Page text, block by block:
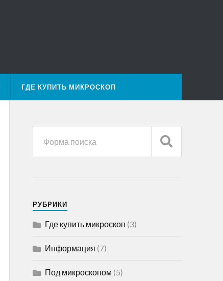
ГДЕ КУПИТЬ МИКРОСКОП
РУБРИКИ
Где купить микроскоп (3)
Информация (7)
Под микроскопом (5)